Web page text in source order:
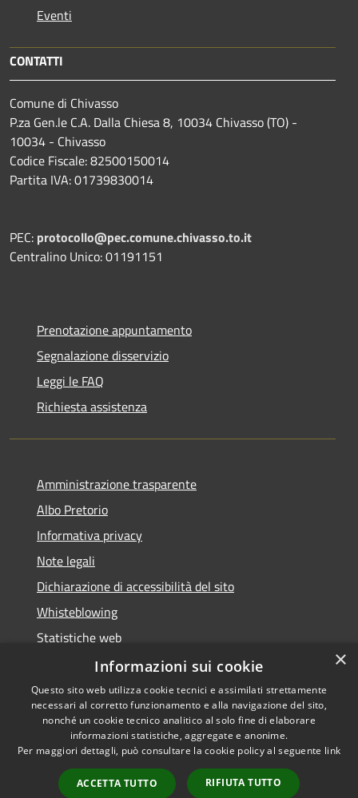
Eventi
CONTATTI
Comune di Chivasso
P.za Gen.le C.A. Dalla Chiesa 8, 10034 Chivasso (TO) -
10034 - Chivasso
Codice Fiscale: 82500150014
Partita IVA: 01739830014
PEC: protocollo@pec.comune.chivasso.to.it
Centralino Unico: 01191151
Prenotazione appuntamento
Segnalazione disservizio
Leggi le FAQ
Richiesta assistenza
Amministrazione trasparente
Albo Pretorio
Informativa privacy
Note legali
Dichiarazione di accessibilità del sito
Whisteblowing
Statistiche web
Segnalazioni di non conformità
RSS
Accessibility
Copyright © 2026 • Town of •
Municipium
Admin access
×
Informazioni sui cookie
Questo sito web utilizza cookie tecnici e assimilati strettamente
necessari al corretto funzionamento e alla navigazione del sito,
nonché un cookie tecnico analitico al solo fine di elaborare
informazioni statistiche, aggregate e anonime.
Per maggiori dettagli, può consultare la cookie policy al seguente link
ACCETTA TUTTO RIFIUTA TUTTO